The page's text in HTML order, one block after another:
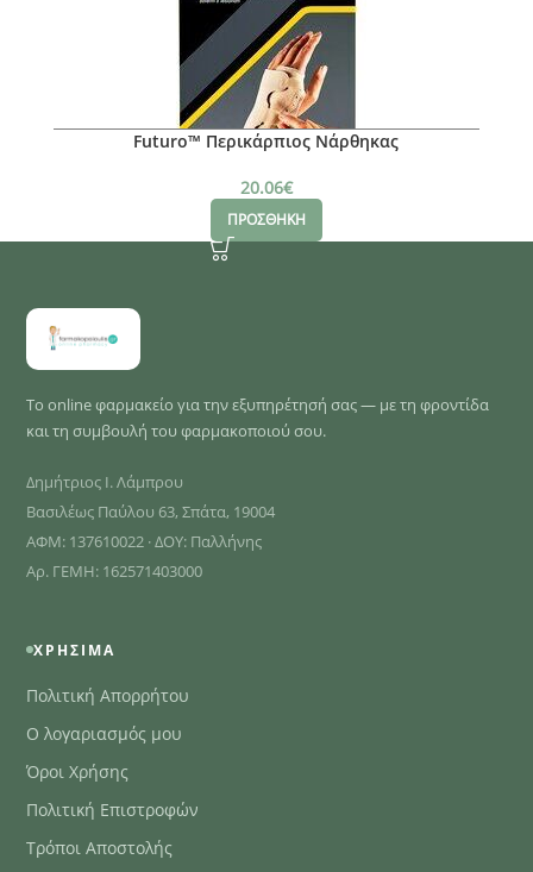
Futuro™ Περικάρπιος Νάρθηκας
20.06€
ΠΡΟΣΘΗΚΗ
Το online φαρμακείο για την εξυπηρέτησή σας — με τη φροντίδα
και τη συμβουλή του φαρμακοποιού σου.
Δημήτριος Ι. Λάμπρου
Βασιλέως Παύλου 63, Σπάτα, 19004
ΑΦΜ: 137610022 · ΔΟΥ: Παλλήνης
Αρ. ΓΕΜΗ: 162571403000
ΧΡΉΣΙΜΑ
Πολιτική Απορρήτου
Ο λογαριασμός μου
Όροι Χρήσης
Πολιτική Επιστροφών
Τρόποι Αποστολής